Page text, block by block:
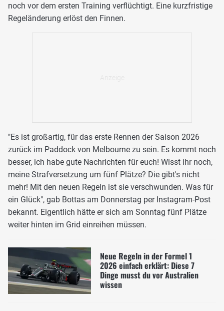
noch vor dem ersten Training verflüchtigt. Eine kurzfristige
Regeländerung erlöst den Finnen.
"Es ist großartig, für das erste Rennen der Saison 2026
zurück im Paddock von Melbourne zu sein. Es kommt noch
besser, ich habe gute Nachrichten für euch! Wisst ihr noch,
meine Strafversetzung um fünf Plätze? Die gibt's nicht
mehr! Mit den neuen Regeln ist sie verschwunden. Was für
ein Glück", gab Bottas am Donnerstag per Instagram-Post
bekannt. Eigentlich hätte er sich am Sonntag fünf Plätze
weiter hinten im Grid einreihen müssen.
Neue Regeln in der Formel 1
2026 einfach erklärt: Diese 7
Dinge musst du vor Australien
wissen